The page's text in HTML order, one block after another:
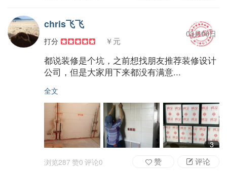
chris飞飞
打分 ￥元
03月06日
都说装修是个坑，之前想找朋友推荐装修设计
公司，但是大家用下来都没有满意...
全文
3
浏览287 赞0 评论0 评论
赞